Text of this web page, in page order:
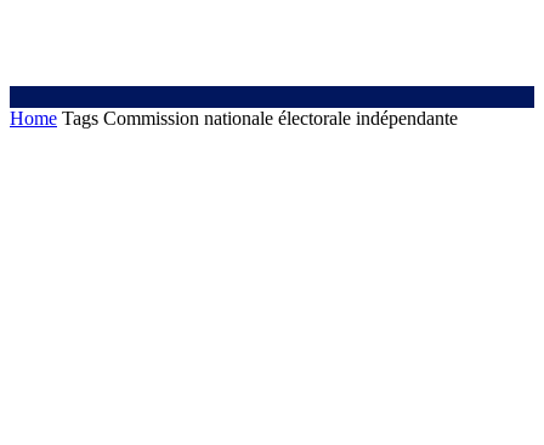
Home Tags Commission nationale électorale indépendante